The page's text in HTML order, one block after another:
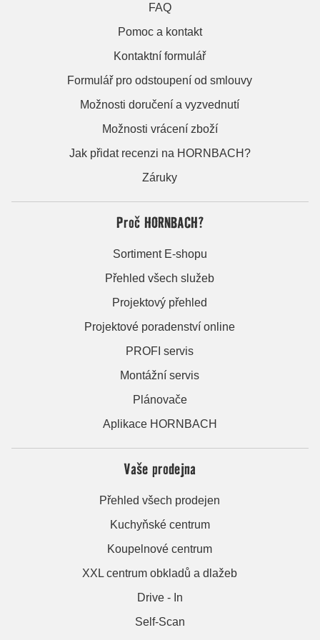
FAQ
Pomoc a kontakt
Kontaktní formulář
Formulář pro odstoupení od smlouvy
Možnosti doručení a vyzvednutí
Možnosti vrácení zboží
Jak přidat recenzi na HORNBACH?
Záruky
Proč HORNBACH?
Sortiment E-shopu
Přehled všech služeb
Projektový přehled
Projektové poradenství online
PROFI servis
Montážní servis
Plánovače
Aplikace HORNBACH
Vaše prodejna
Přehled všech prodejen
Kuchyňské centrum
Koupelnové centrum
XXL centrum obkladů a dlažeb
Drive - In
Self-Scan